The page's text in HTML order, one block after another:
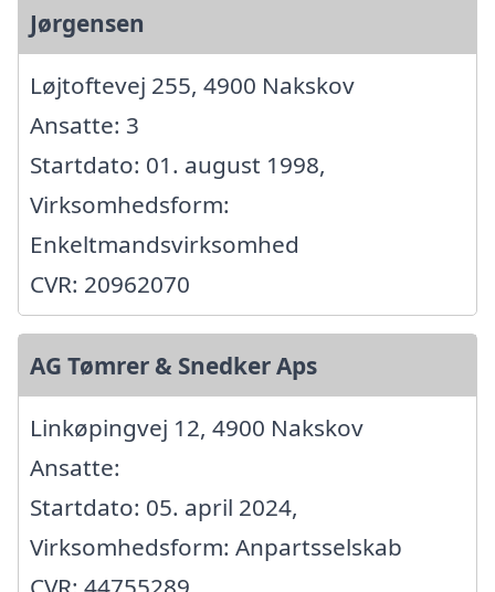
Jørgensen
Løjtoftevej 255, 4900 Nakskov
Ansatte: 3
Startdato: 01. august 1998,
Virksomhedsform:
Enkeltmandsvirksomhed
CVR: 20962070
AG Tømrer & Snedker Aps
Linkøpingvej 12, 4900 Nakskov
Ansatte:
Startdato: 05. april 2024,
Virksomhedsform: Anpartsselskab